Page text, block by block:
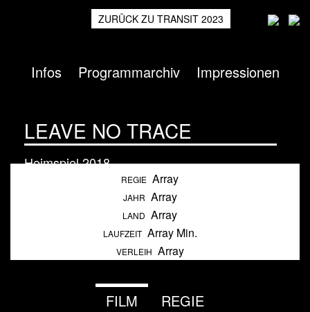
ZURÜCK ZU TRANSIT 2023
Infos Programmarchiv Impressionen
LEAVE NO TRACE
Heimspiel2018
REGIE Array
JAHR Array
LAND Array
LAUFZEIT Array Min.
VERLEIH Array
FILM REGIE